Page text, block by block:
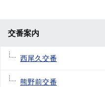
交番案内
西尾久交番
熊野前交番